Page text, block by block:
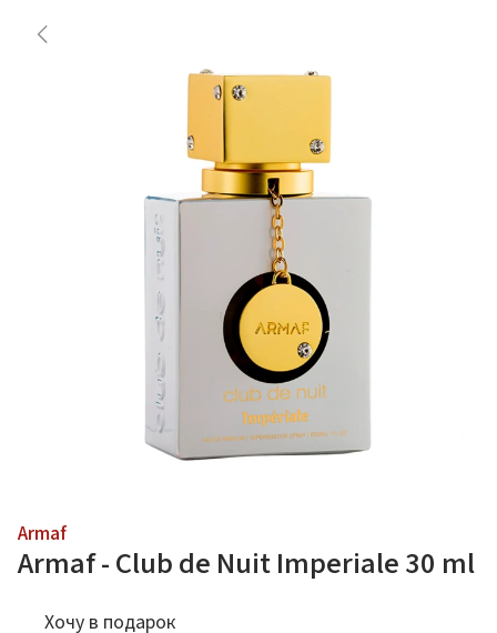
Armaf
Armaf - Club de Nuit Imperiale 30 ml
Хочу в подарок